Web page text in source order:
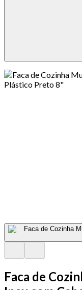
Faca de